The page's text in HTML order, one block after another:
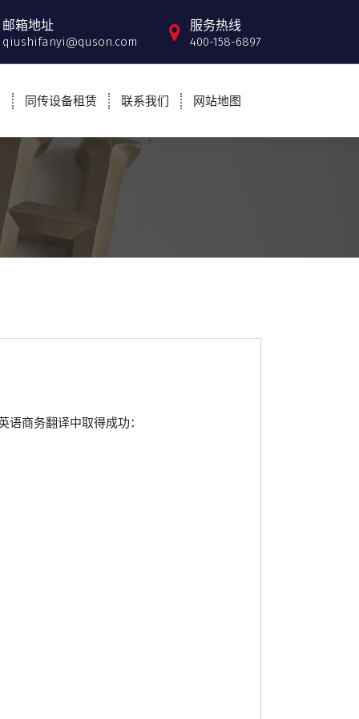
邮箱地址
qiushifanyi@quson.com
服务热线
400-158-6897
同传设备租赁 联系我们 网站地图
商务翻译中取得成功：